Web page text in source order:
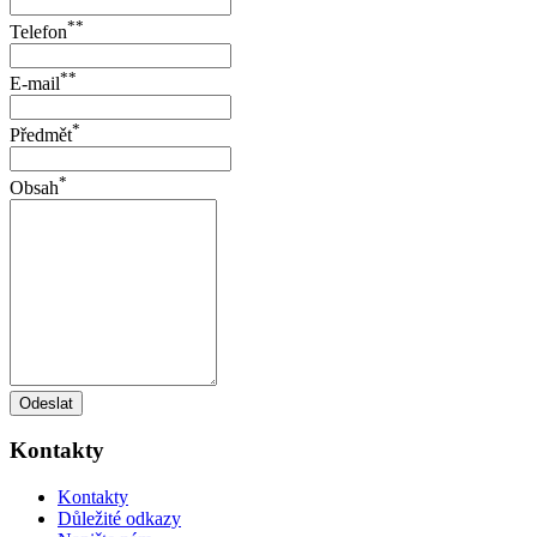
Telefon**
E-mail**
Předmět*
Obsah*
Odeslat
Kontakty
Kontakty
Důležité odkazy